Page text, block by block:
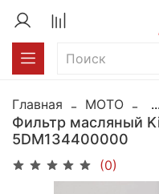
Главная MOTO ...
Фильтр масляный
5DM134400000
(0)